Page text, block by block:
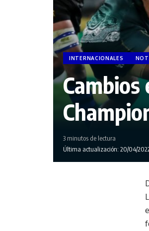
INTERNACIONALES
Última actualización: 20/04/
3 minutos de lectura